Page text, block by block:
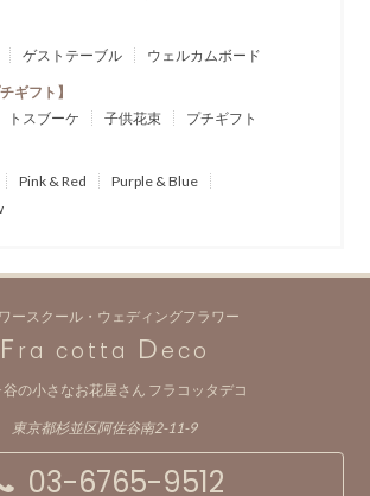
ゲストテーブル ウェルカムボード
ギフト】
トスブーケ 子供花束 プチギフト
Pink & Red
Purple & Blue
ースクール・ウェディングフラワー
F ra cotta D eco
谷の小さなお花屋さん フラコッタデコ
東京都杉並区阿佐谷南2-11-9
03-6765-9512